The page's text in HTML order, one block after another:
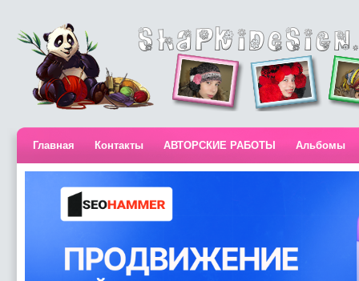
Главная Контакты АВТОРСКИЕ РАБОТЫ Альбомы